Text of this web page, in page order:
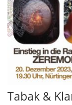
Tabak &